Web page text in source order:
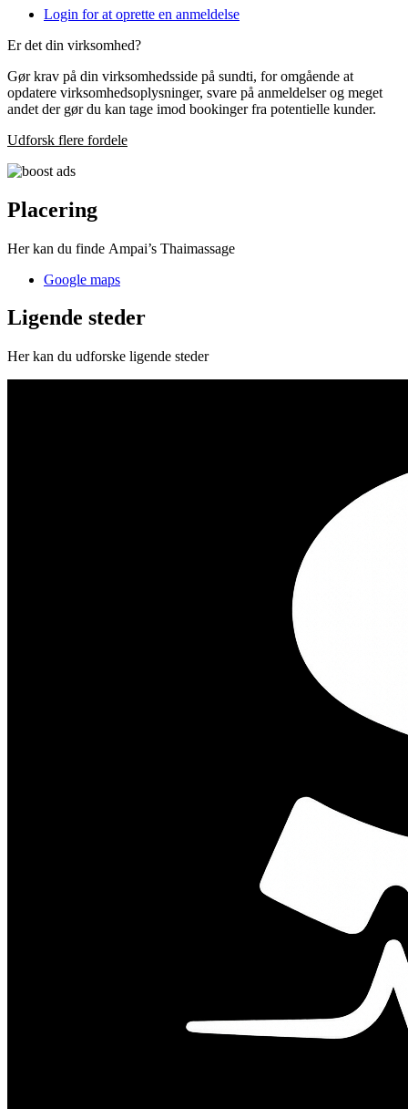
Login for at oprette en anmeldelse
Er det din virksomhed?
Gør krav på din virksomhedsside på sundti, for omgående at
opdatere virksomhedsoplysninger, svare på anmeldelser og meget
andet der gør du kan tage imod bookinger fra potentielle kunder.
Udforsk flere fordele
Placering
Her kan du finde Ampai’s Thaimassage
Google maps
Ligende steder
Her kan du udforske ligende steder